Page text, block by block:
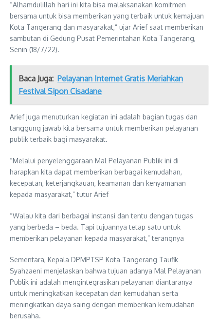
“Alhamdulillah hari ini kita bisa malaksanakan komitmen
bersama untuk bisa memberikan yang terbaik untuk kemajuan
Kota Tangerang dan masyarakat,” ujar Arief saat memberikan
sambutan di Gedung Pusat Pemerintahan Kota Tangerang,
Senin (18/7/22).
Baca Juga: Pelayanan Internet Gratis Meriahkan
Festival Sipon Cisadane
Arief juga menuturkan kegiatan ini adalah bagian tugas dan
tanggung jawab kita bersama untuk memberikan pelayanan
publik terbaik bagi masyarakat.
“Melalui penyelenggaraan Mal Pelayanan Publik ini di
harapkan kita dapat memberikan berbagai kemudahan,
kecepatan, keterjangkauan, keamanan dan kenyamanan
kepada masyarakat,” tutur Arief
“Walau kita dari berbagai instansi dan tentu dengan tugas
yang berbeda – beda. Tapi tujuannya tetap satu untuk
memberikan pelayanan kepada masyarakat,” terangnya
Sementara, Kepala DPMPTSP Kota Tangerang Taufik
Syahzaeni menjelaskan bahwa tujuan adanya Mal Pelayanan
Publik ini adalah mengintegrasikan pelayanan diantaranya
untuk meningkatkan kecepatan dan kemudahan serta
meningkatkan daya saing dengan memberikan kemudahan
berusaha.